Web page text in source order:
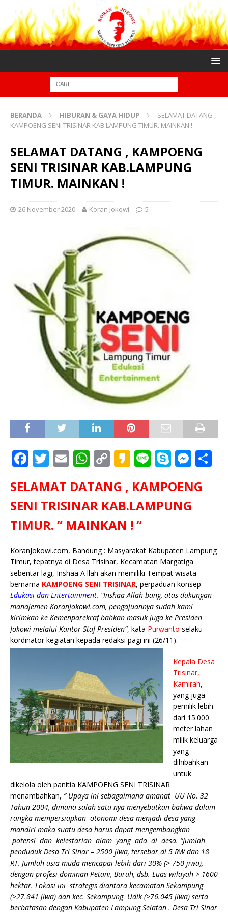
BERANDA HIBURAN & GAYA HIDUP
SELAMAT DATANG ,
KAMPOENG SENI TRISINAR KAB.LAMPUNG TIMUR. MAINKAN !
SELAMAT DATANG , KAMPOENG
SENI TRISINAR KAB.LAMPUNG
TIMUR. MAINKAN !
26 November 2020 Koran Jokowi 5
F
c
e
b
o
k
T
it
te
r
E
ai
l
W
at
s
A
p
C
p
y
Li
k
K
k
a
o
Li
e
S
y
p
M
ss
e
r
SELAMAT DATANG , KAMPOENG
SENI TRISINAR KAB.LAMPUNG
TIMUR. ” MAINKAN ! “
KoranJokowi.com, Bandung : Masyarakat Kabupaten Lampung
Timur, tepatnya di Desa Trisinar, Kecamatan Margatiga
sebentar lagi, Inshaa A llah akan memiliki Tempat wisata
bernama KAMPOENG SENI TRISINAR, perpaduan konsep
Edukasi dan Entertainment. “Inshaa Allah bang, atas dukungan
manajemen KoranJokowi.com, pengajuannya sudah kami
kirimkan ke Kemenparekraf bahkan masuk juga ke Presiden
Jokowi melalui Kantor Staf Presiden”, kata Purwanto selaku
kordinator kegiatan kepada redaksi pagi ini (26/11).
Kepala Desa
Trisinar,
Kamirah,
yang juga
pemilik lebih
dari 15.000
meter lahan
milik keluarga
yang
dihibahkan
untuk
dikelola oleh panitia KAMPOENG SENI TRISINAR
menambahkan, ” Upaya ini sebagaimana amanat UU No. 32
Tahun 2004, dimana salah-satu nya menyebutkan bahwa dalam
rangka mempersiapkan otonomi desa menjadi desa yang
mandiri maka suatu desa harus dapat mengembangkan
potensi dan kelestarian alam yang ada di desa. “Jumlah
penduduk Desa Tri Sinar – 2500 jiwa, tersebar di 5 RW dan 18
RT. Jumlah usia muda mencapai lebih dari 30% (> 750 jiwa),
dengan profesi dominan Petani, Buruh, dsb. Luas wilayah > 1600
hektar. Lokasi ini strategis diantara kecamatan Sekampung
(>27.841 jiwa) dan kec. Sekampung Udik (>76.045 jiwa) serta
berbatasan dengan Kabupaten Lampung Selatan . Desa Tri Sinar